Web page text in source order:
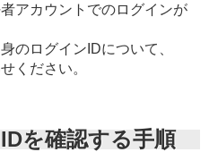
アカウントでのログインが
のログインIDについて、
ください。
を確認する手順